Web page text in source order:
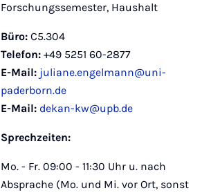
Forschungssemester, Haushalt
Büro: C5.304
Telefon: +49 5251 60-2877
E-Mail: juliane.engelmann@uni-
paderborn.de
E-Mail: dekan-kw@upb.de
Sprechzeiten:
Mo. - Fr. 09:00 - 11:30 Uhr u. nach
Absprache (Mo. und Mi. vor Ort, sonst